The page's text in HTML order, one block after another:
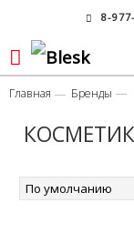
8-
Главная Бренды